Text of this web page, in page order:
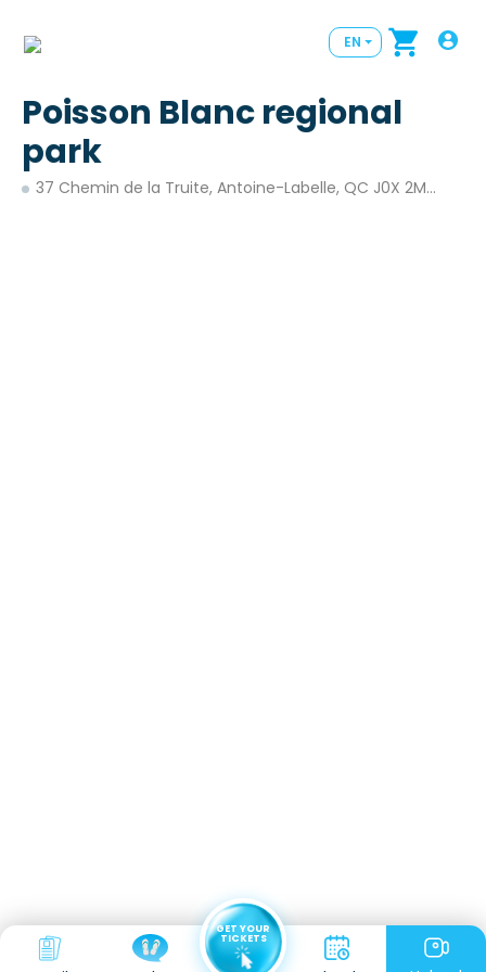
EN
Poisson Blanc regional
park
37 Chemin de la Truite, Antoine-Labelle, QC J0X 2M0, Canadá
GET YOUR
TICKETS